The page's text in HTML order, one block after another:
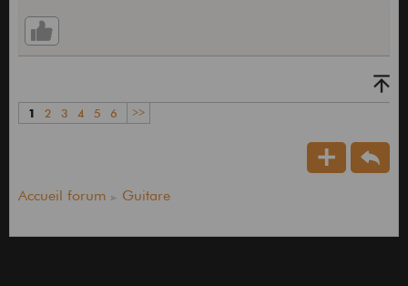
1 2 3 4 5 6 >>
Accueil forum Guitare